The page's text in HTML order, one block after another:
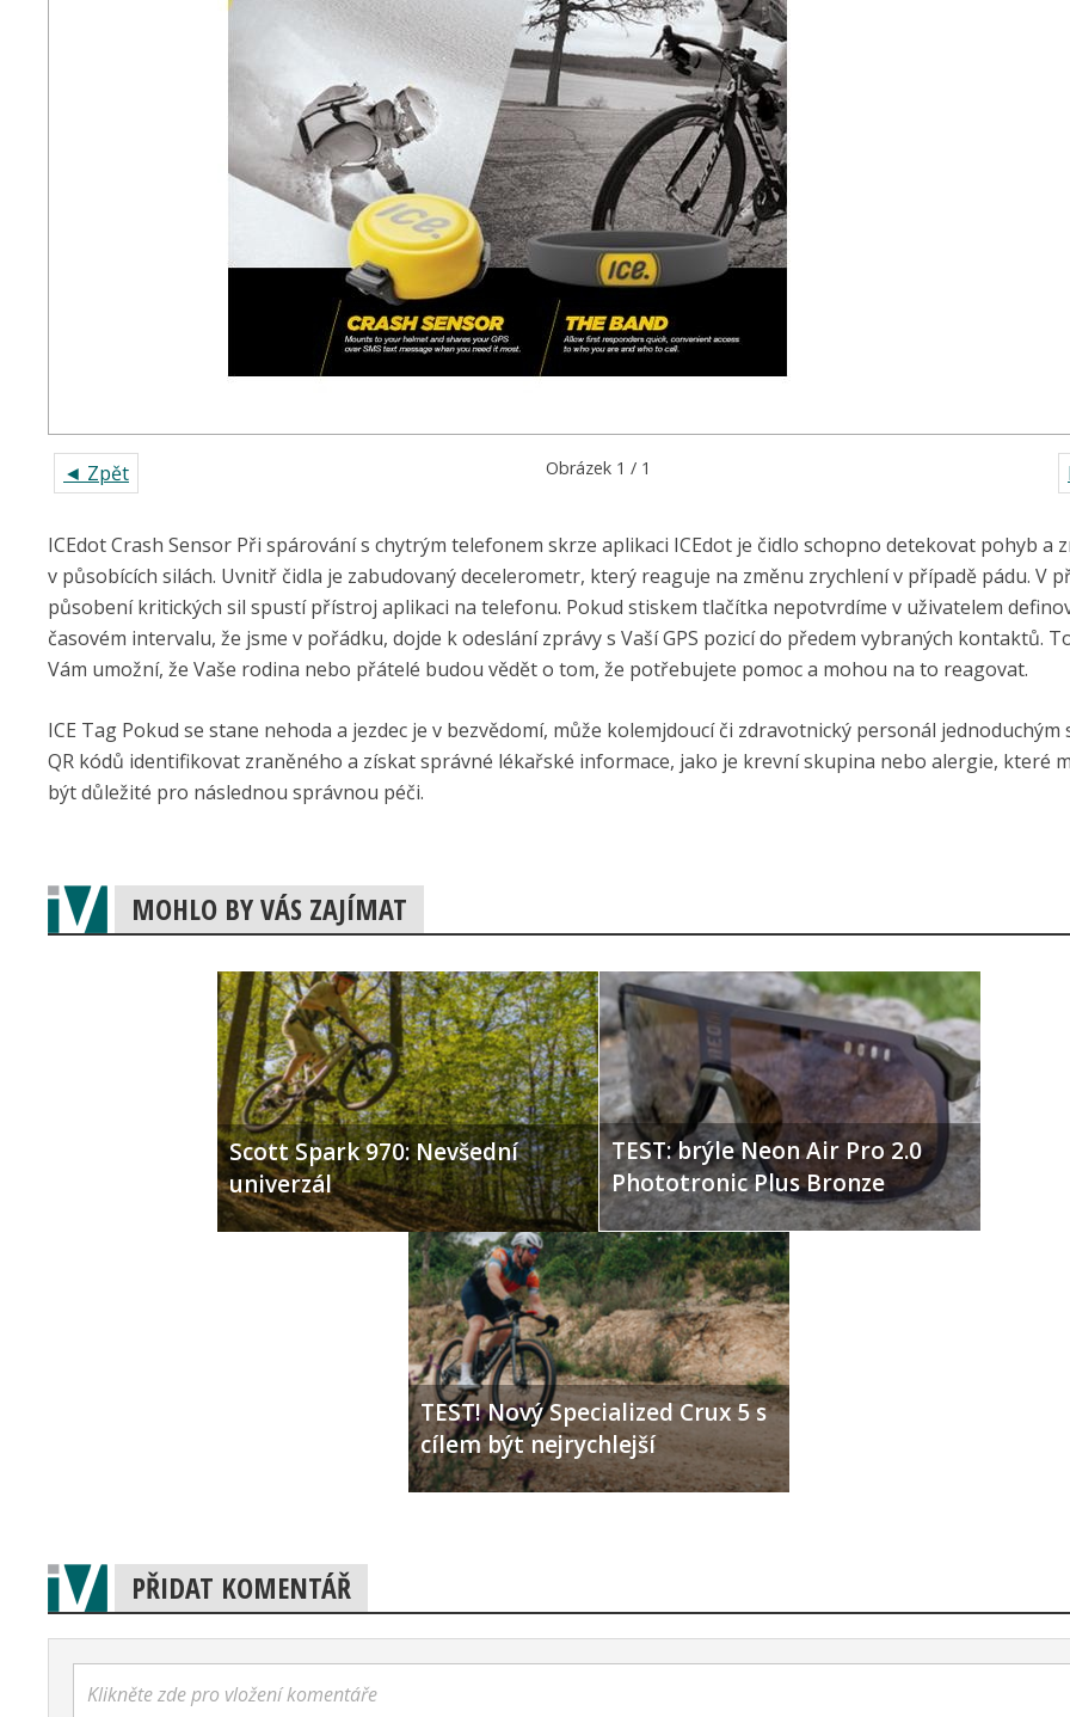
◄ Zpět Obrázek 1 / 1
ICEdot Crash Sensor Při spárování s chytrým telefonem skrze aplikaci ICEdot je čidlo schopno detekovat pohyb a
v působících silách. Uvnitř čidla je zabudovaný decelerometr, který reaguje na změnu zrychlení v případě pádu. V
působení kritických sil spustí přístroj aplikaci na telefonu. Pokud stiskem tlačítka nepotvrdíme v uživatelem
časovém intervalu, že jsme v pořádku, dojde k odeslání zprávy s Vaší GPS pozicí do předem vybraných kontaktů.
Vám umožní, že Vaše rodina nebo přátelé budou vědět o tom, že potřebujete pomoc a mohou na to reagovat.
ICE Tag Pokud se stane nehoda a jezdec je v bezvědomí, může kolemjdoucí či zdravotnický personál jednoduchým
QR kódů identifikovat zraněného a získat správné lékařské informace, jako je krevní skupina nebo alergie, které
být důležité pro následnou správnou péči.
MOHLO BY VÁS ZAJÍMAT
Scott Spark 970: Nevšední
univerzál
TEST: brýle Neon Air Pro 2.0
Phototronic Plus Bronze
TEST! Nový Specialized Crux 5 s
cílem být nejrychlejší
PŘIDAT KOMENTÁŘ
Klikněte zde pro vložení komentáře